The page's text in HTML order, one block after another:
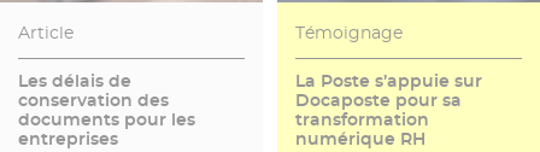
Article
Les délais de
conservation des
documents pour les
entreprises
Témoignage
La Poste s’appuie sur
Docaposte pour sa
transformation
numérique RH